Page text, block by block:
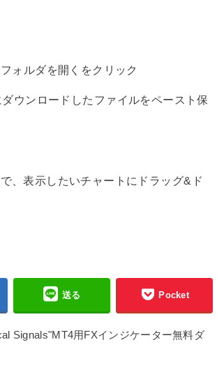
ォルダを開くをクリック
ウンロードしたファイルをペースト保
、表示したいチャートにドラッグ&ド
送る Pocket
Signals"MT4用FXインジケーター無料ダ